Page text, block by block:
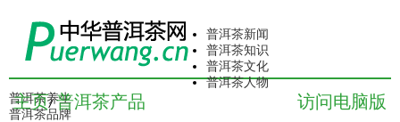
普洱茶新闻
普洱茶知识
普洱茶文化
普洱茶人物
普洱茶养生
普洱茶品牌
访问电脑版
主页/ 普洱茶产品